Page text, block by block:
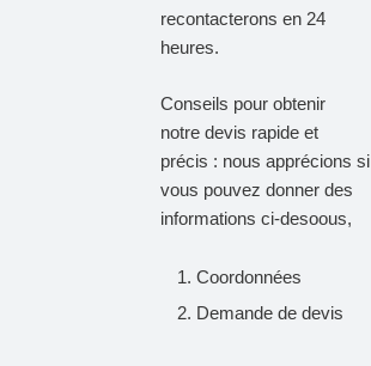
recontacterons en 24
heures.
Conseils pour obtenir
notre devis rapide et
précis : nous apprécions si
vous pouvez donner des
informations ci-desoous,
Coordonnées
Demande de devis